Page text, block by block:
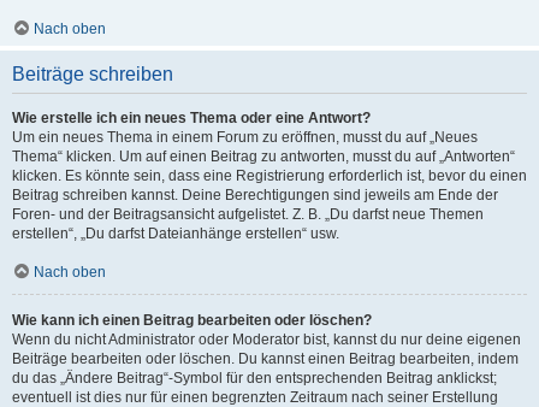
Nach oben
Beiträge schreiben
Wie erstelle ich ein neues Thema oder eine Antwort?
Um ein neues Thema in einem Forum zu eröffnen, musst du auf „Neues
Thema“ klicken. Um auf einen Beitrag zu antworten, musst du auf „Antworten“
klicken. Es könnte sein, dass eine Registrierung erforderlich ist, bevor du einen
Beitrag schreiben kannst. Deine Berechtigungen sind jeweils am Ende der
Foren- und der Beitragsansicht aufgelistet. Z. B. „Du darfst neue Themen
erstellen“, „Du darfst Dateianhänge erstellen“ usw.
Nach oben
Wie kann ich einen Beitrag bearbeiten oder löschen?
Wenn du nicht Administrator oder Moderator bist, kannst du nur deine eigenen
Beiträge bearbeiten oder löschen. Du kannst einen Beitrag bearbeiten, indem
du das „Ändere Beitrag“-Symbol für den entsprechenden Beitrag anklickst;
eventuell ist dies nur für einen begrenzten Zeitraum nach seiner Erstellung